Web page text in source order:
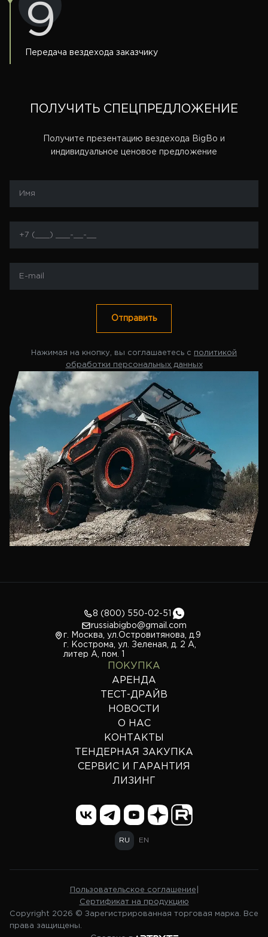
9
Передача вездехода заказчику
ПОЛУЧИТЬ СПЕЦПРЕДЛОЖЕНИЕ
Получите презентацию вездехода BigBo и
индивидуальное ценовое предложение
Отправить
Нажимая на кнопку, вы соглашаетесь с политикой
обработки персональных данных
8 (800) 550-02-51
russiabigbo@gmail.com
г. Москва, ул.Островитянова, д.9
г. Кострома, ул. Зеленая, д. 2 А,
литер А, пом. 1
ПОКУПКА
АРЕНДА
ТЕСТ-ДРАЙВ
НОВОСТИ
О НАС
КОНТАКТЫ
ТЕНДЕРНАЯ ЗАКУПКА
СЕРВИС И ГАРАНТИЯ
ЛИЗИНГ
RU EN
Пользовательское соглашение
Сертификат на продукцию
Copyright 2026 © Зарегистрированная торговая марка. Все
права защищены.